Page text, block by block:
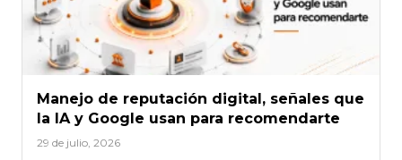
Manejo de reputación digital, señales que
la IA y Google usan para recomendarte
29 de julio, 2026